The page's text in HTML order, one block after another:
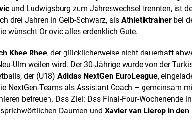
und Ludwigsburg zum Jahreswechsel trennten, ist
drei Jahren in Gelb-Schwarz, als Athletiktrainer bei
wünscht Orlovic alles erdenklich Gute.
Khee Rhee, der glücklicherweise nicht dauerhaft
Ulm weilen wird. Der 30-Jährige wurde von der
der (U18) Adidas NextGen EuroLeague,
NextGen-Teams als Assistant Coach – gemeinsam
betreuen. Das Ziel: Das Final-Four-Wochenende
Daumen und Xavier van Lierop in den